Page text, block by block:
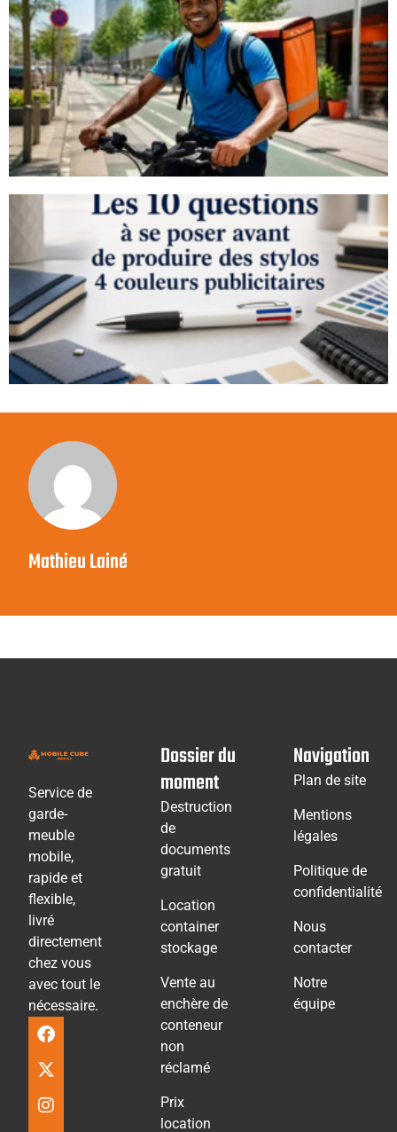
Mathieu Lainé
Service de
garde-
meuble
mobile,
rapide et
flexible,
livré
directement
chez vous
avec tout le
nécessaire.
Dossier du
moment
Destruction
de
documents
gratuit
Location
container
stockage
Vente au
enchère de
conteneur
non
réclamé
Prix
location
Navigation
Plan de site
Mentions
légales
Politique de
confidentialité
Nous
contacter
Notre
équipe